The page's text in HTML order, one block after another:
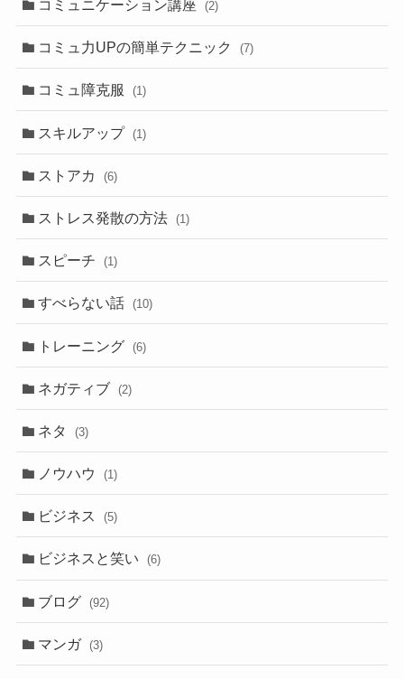
コミュニケーション講座 (2)
コミュ力UPの簡単テクニック (7)
コミュ障克服 (1)
スキルアップ (1)
ストアカ (6)
ストレス発散の方法 (1)
スピーチ (1)
すべらない話 (10)
トレーニング (6)
ネガティブ (2)
ネタ (3)
ノウハウ (1)
ビジネス (5)
ビジネスと笑い (6)
ブログ (92)
マンガ (3)